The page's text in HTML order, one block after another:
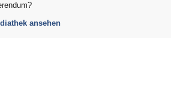
ansehen